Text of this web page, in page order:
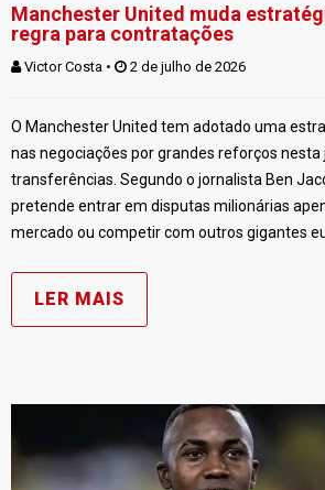
Manchester United muda
regra para contratações
Victor Costa • 2 de julho de 2026
O Manchester United tem adotado uma
nas negociações por grandes reforços nesta
transferências. Segundo o jornalista Ben
pretende entrar em disputas milionárias
mercado ou competir com outros gigantes
LER MAIS